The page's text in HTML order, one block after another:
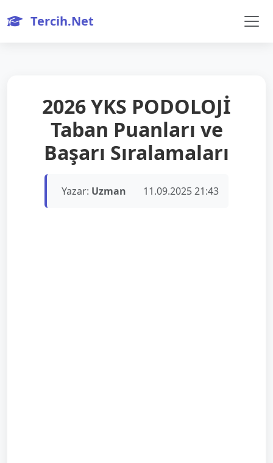
Tercih.Net
2026 YKS PODOLOJİ
Taban Puanları ve
Başarı Sıralamaları
Yazar: Uzman 11.09.2025 21:43